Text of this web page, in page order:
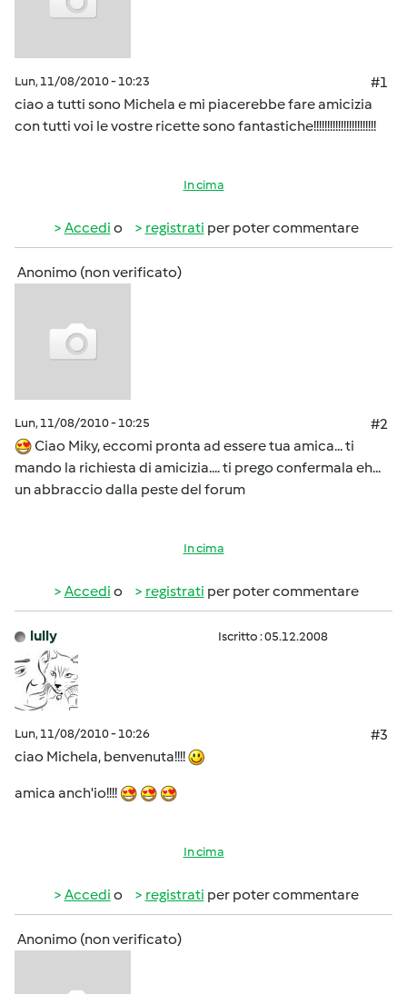
Lun, 11/08/2010 - 10:23
#1
ciao a tutti sono Michela e mi piacerebbe fare amicizia
con tutti voi le vostre ricette sono fantastiche!!!!!!!!!!!!!!!!!!!!!!!
In cima
Accedi o registrati per poter commentare
Anonimo (non verificato)
Lun, 11/08/2010 - 10:25
#2
Ciao Miky, eccomi pronta ad essere tua amica... ti
mando la richiesta di amicizia.... ti prego confermala eh...
un abbraccio dalla peste del forum
In cima
Accedi o registrati per poter commentare
lully Iscritto : 05.12.2008
Lun, 11/08/2010 - 10:26
#3
ciao Michela, benvenuta!!!!
amica anch'io!!!!
In cima
Accedi o registrati per poter commentare
Anonimo (non verificato)